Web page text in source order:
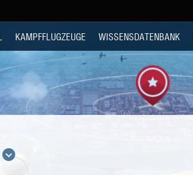
KAMPFFLUGZEUGE WISSENSDATENBANK